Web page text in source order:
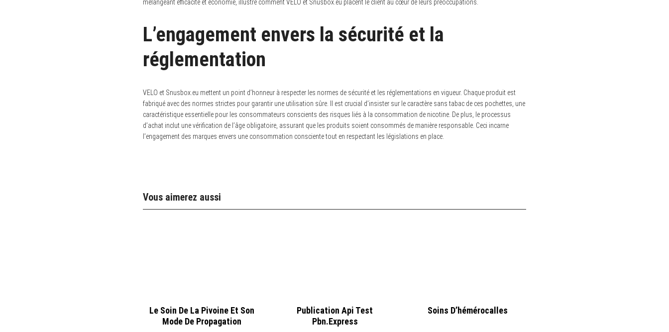
mélangeant efficacité et économie, illustre comment VELO et Snusbox.eu placent le client au cœur de leurs préoccupations.
L’engagement envers la sécurité et la
réglementation
VELO et Snusbox.eu mettent un point d’honneur à respecter les normes de sécurité et les réglementations en vigueur. Chaque produit est
fabriqué avec des normes strictes pour garantir une utilisation sûre. Il est crucial d’insister sur le caractère sans tabac de ces pochettes, une
caractéristique essentielle pour les consommateurs conscients des risques liés à la consommation de nicotine. De plus, le processus
d’achat inclut une vérification de l’âge obligatoire, assurant que les produits soient consommés de manière responsable. Ceci incarne
l’engagement des marques envers une consommation consciente tout en respectant les législations en place.
Vous aimerez aussi
Le Soin De La Pivoine Et Son
Mode De Propagation
Publication Api Test
Pbn.express
Soins D’hémérocalles